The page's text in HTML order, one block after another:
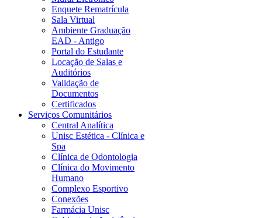
Enquete Rematrícula
Sala Virtual
Ambiente Graduação
EAD - Antigo
Portal do Estudante
Locação de Salas e
Auditórios
Validação de
Documentos
Certificados
Serviços Comunitários
Central Analítica
Unisc Estética - Clínica e
Spa
Clínica de Odontologia
Clínica do Movimento
Humano
Complexo Esportivo
Conexões
Farmácia Unisc